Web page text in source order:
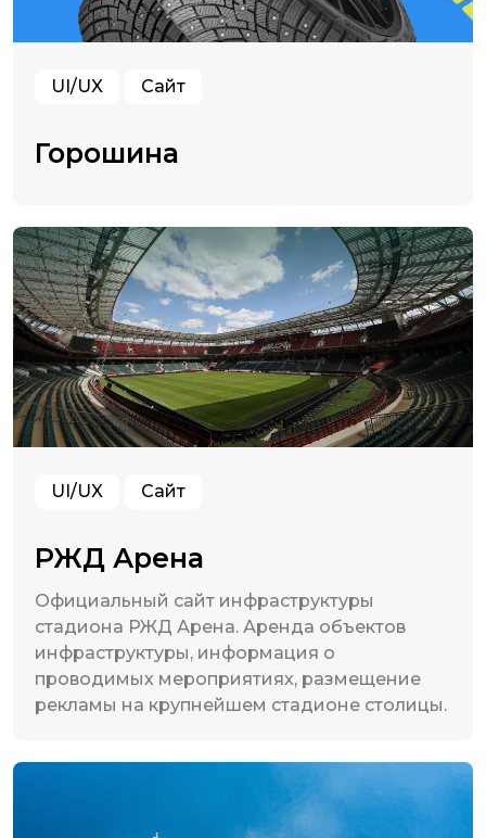
UI/UX Сайт
Горошина
UI/UX Сайт
РЖД Арена
Официальный сайт инфраструктуры
стадиона РЖД Арена. Аренда объектов
инфраструктуры, информация о
проводимых мероприятиях, размещение
рекламы на крупнейшем стадионе столицы.